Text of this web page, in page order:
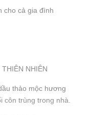
cho cả gia đình
NHIÊN
thảo mộc hương
trùng trong nhà.